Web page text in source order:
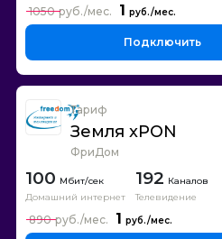
1
1050
Подключить
Тариф
Земля xPON
ФриДом
100
Домашний интернет
192 Каналов
Телевидение
1
890